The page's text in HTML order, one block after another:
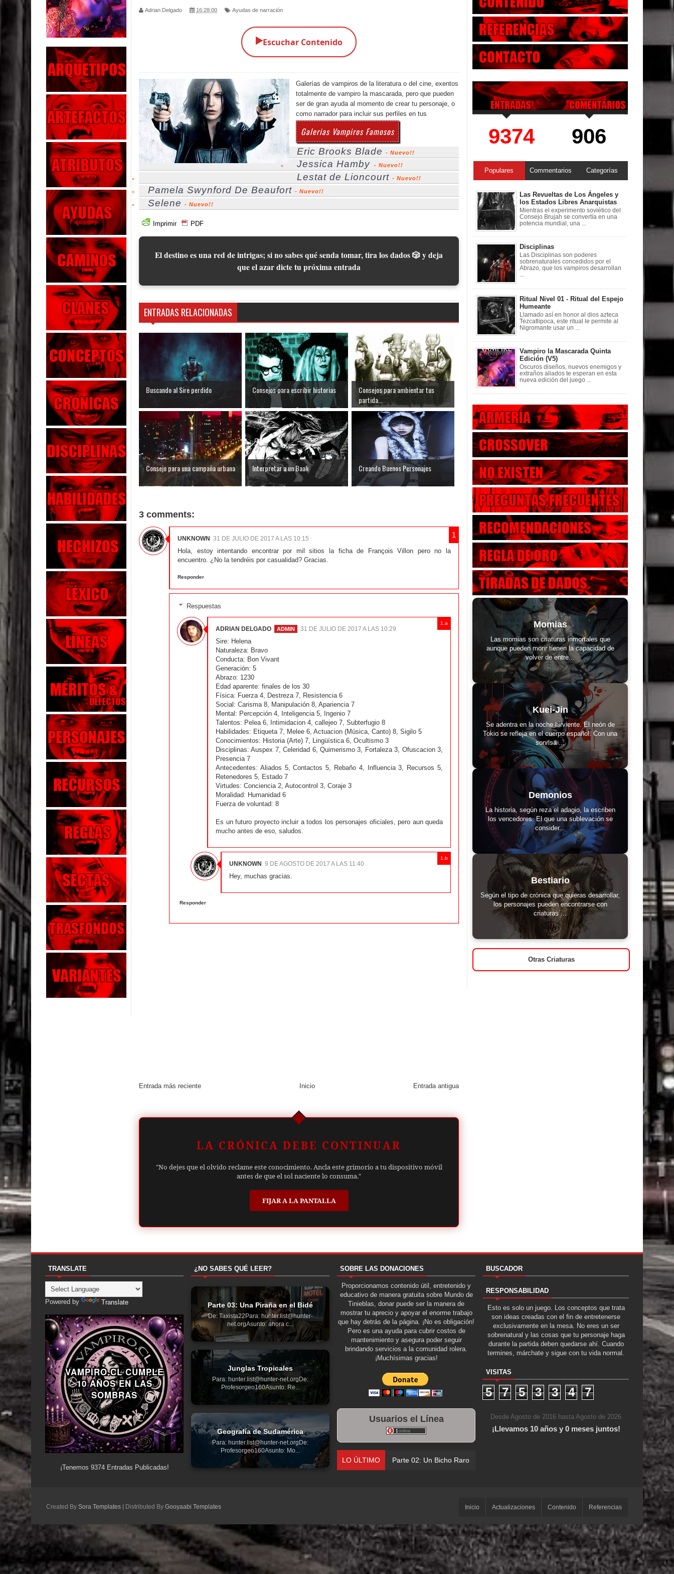
Parte 02: Los Muertos Gobiernan a los Vivos
Parte 01: Escondido a Plena Luz
Parte 02: El Enemigo de mi Enemigo
Parte 06: Coletazos
Parte 05: Los Horrores del Infierno
Parte 04: Oídos Sordos
Parte 03: La Traición
Parte 02: Vuelve el Hijo Prodigo
Parte 03: Reflexiones
Adrian Delgado 16:28:00 Ayudas de narración
▶️Escuchar Contenido
Galerías de vampiros de la literatura o del cine, exentos
totalmente de vampiro la mascarada, pero que pueden
ser de gran ayuda al momento de crear tu personaje, o
como narrador para incluir sus perfiles en tus
Galerias Vampiros Famosos
Eric Brooks Blade - Nuevo!!
Jessica Hamby - Nuevo!!
Lestat de Lioncourt - Nuevo!!
Pamela Swynford De Beaufort - Nuevo!!
Selene - Nuevo!!
Imprimir PDF
El destino es una red de intrigas; si no sabes qué senda tomar, tira los dados 🎲 y deja
que el azar dicte tu próxima entrada
ENTRADAS RELACIONADAS
Buscando al Sire perdido Consejos para escribir historias
Consejos para ambientar tus
partida...
Consejo para una campaña urbana Interpretar a un Baali Creando Buenos Personajes
3 comments:
UNKNOWN 31 DE JULIO DE 2017 A LAS 10:15
Hola, estoy intentando encontrar por mil sitios la ficha de François Villon pero no la
encuentro. ¿No la tendréis por casualidad? Gracias.
Responder
Respuestas
ADRIAN DELGADO 31 DE JULIO DE 2017 A LAS 10:29
Sire: Helena
Naturaleza: Bravo
Conducta: Bon Vivant
Generación: 5
Abrazo: 1230
Edad aparente: finales de los 30
Física: Fuerza 4, Destreza 7, Resistencia 6
Social: Carisma 8, Manipulación 8, Apariencia 7
Mental: Percepción 4, Inteligencia 5, Ingenio 7
Talentos: Pelea 6, Intimidacion 4, callejeo 7, Subterfugio 8
Habilidades: Etiqueta 7, Melee 6, Actuacion (Música, Canto) 8, Sigilo 5
Conocimientos: Historia (Arte) 7, Lingüística 6, Ocultismo 3
Disciplinas: Auspex 7, Celeridad 6, Quimerismo 3, Fortaleza 3, Ofuscacion 3,
Presencia 7
Antecedentes: Aliados 5, Contactos 5, Rebaño 4, Influencia 3, Recursos 5,
Retenedores 5, Estado 7
Virtudes: Conciencia 2, Autocontrol 3, Coraje 3
Moralidad: Humanidad 6
Fuerza de voluntad: 8
Es un futuro proyecto incluir a todos los personajes oficiales, pero aun queda
mucho antes de eso, saludos.
UNKNOWN 9 DE AGOSTO DE 2017 A LAS 11:40
Hey, muchas gracias.
Responder
Entrada más reciente Entrada antigua
Inicio
LA CRÓNICA DEBE CONTINUAR
"No dejes que el olvido reclame este conocimiento. Ancla este grimorio a tu dispositivo móvil
antes de que el sol naciente lo consuma."
FIJAR A LA PANTALLA
9374 906
Populares Commentarios Categorías
Las Revueltas de Los Ángeles y
los Estados Libres Anarquistas
Mientras el experimento soviético del
Consejo Brujah se convertía en una
potencia mundial, una ...
Disciplinas
Las Disciplinas son poderes
sobrenaturales concedidos por el
Abrazo, que los vampiros desarrollan
Ritual Nivel 01 - Ritual del Espejo
Humeante
Llamado así en honor al dios azteca
Tezcatlipoca, este ritual le permite al
Nigromante usar un ...
Vampiro la Mascarada Quinta
Edición (V5)
Oscuros diseños, nuevos enemigos y
extraños aliados te esperan en esta
nueva edición del juego ...
Momias
Las momias son criaturas inmortales que
aunque pueden morir tienen la capacidad de
volver de entre...
Kuei-Jin
Se adentra en la noche hirviente. El neón de
Tokio se refleja en el cuerpo español. Con una
sonrisa ...
Demonios
La historia, según reza el adagio, la escriben
los vencedores. El que una sublevación se
consider...
Bestiario
Según el tipo de crónica que quieras desarrollar,
los personajes pueden encontrarse con
criaturas ...
Otras Criaturas
TRANSLATE
Powered by Translate
VAMPIRO.CL CUMPLE
10 AÑOS EN LAS
SOMBRAS
¡Tenemos 9374Entradas Publicadas!
¿NO SABES QUÉ LEER?
Parte 03: Una Piraña en el Bidé
De: Taxista22Para: hunter.list@hunter-
net.orgAsunto: ahora c...
Junglas Tropicales
Para: hunter.list@hunter-net.orgDe:
Profesorgeo160Asunto: Re...
Geografía de Sudamérica
Para: hunter.list@hunter-net.orgDe:
Profesorgeo160Asunto: Mo...
SOBRE LAS DONACIONES
Proporcionamos contenido útil, entretenido y
educativo de manera gratuita sobre Mundo de
Tinieblas, donar puede ser la manera de
mostrar tu aprecio y apoyar el enorme trabajo
que hay detrás de la página. ¡No es obligación!
Pero es una ayuda para cubrir costos de
mantenimiento y asegura poder seguir
brindando servicios a la comunidad rolera.
¡Muchísimas gracias!
Usuarios el Línea
LO ÚLTIMO Parte 02: Un Bicho Raro
BUSCADOR
RESPONSABILIDAD
Esto es solo un juego. Los conceptos que trata
son ideas creadas con el fin de entretenerse
exclusivamente en la mesa. No eres un ser
sobrenatural y las cosas que tu personaje haga
durante la partida deben quedarse ahí. Cuando
termines, márchate y sigue con tu vida normal.
VISITAS
5 7 5 3 3 4 7
Desde Agosto de 2016 hasta Agosto de 2026
¡Llevamos 10 años y 0 meses juntos!
Created By Sora Templates | Distributed By Gooyaabi Templates Inicio Actualizaciones Contenido Referencias